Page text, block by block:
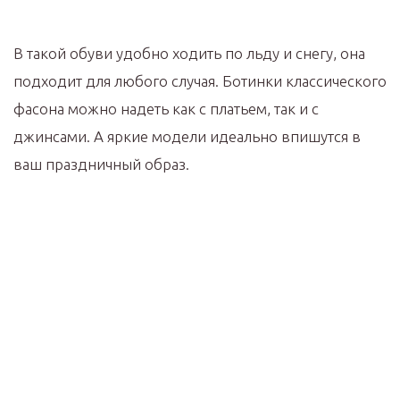
В такой обуви удобно ходить по льду и снегу, она
подходит для любого случая. Ботинки классического
фасона можно надеть как с платьем, так и с
джинсами. А яркие модели идеально впишутся в
ваш праздничный образ.